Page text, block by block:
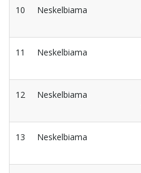
10 Neskelbiama
11 Neskelbiama
12 Neskelbiama
13 Neskelbiama